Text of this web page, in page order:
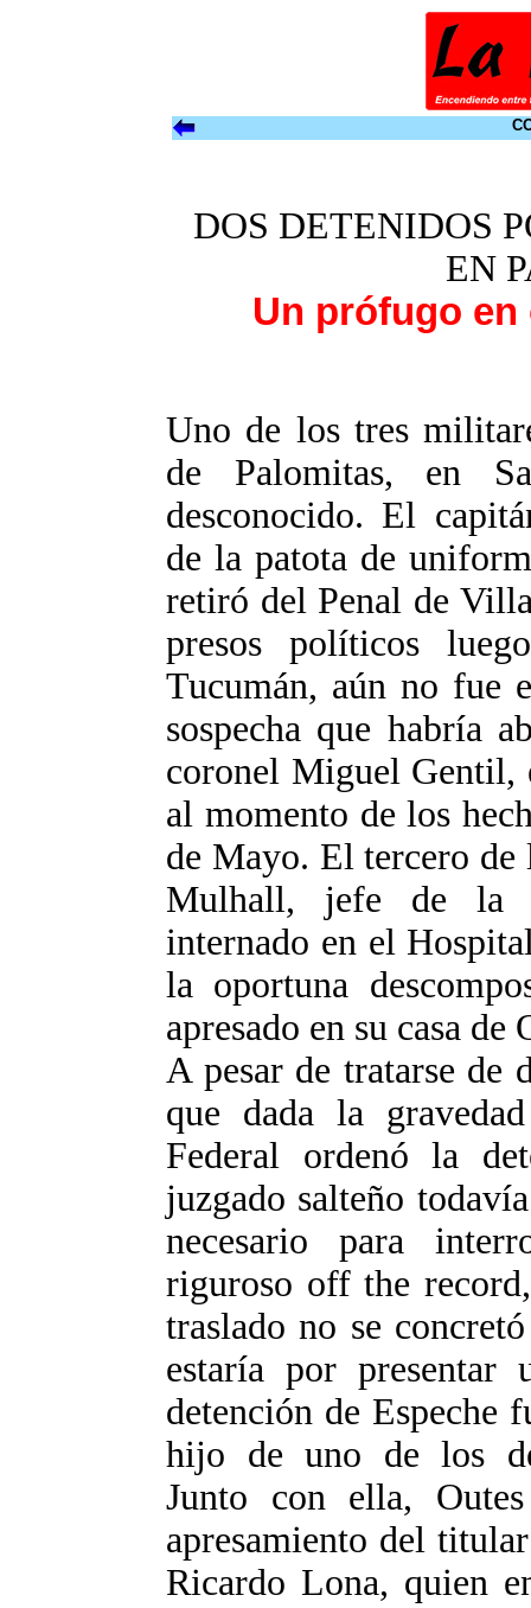
DOS DETENIDOS
EN
Un prófugo en
Uno de los tres
de Palomitas, en
desconocido. El
de la patota de
retiró del Penal de
presos políticos
Tucumán, aún no fue
sospecha que habría
coronel Miguel
al momento de los
de Mayo. El tercero de
Mulhall, jefe de la
internado en el
la oportuna
apresado en su casa de
A pesar de tratarse de
que dada la
Federal ordenó la
juzgado salteño
necesario para
riguroso off the
traslado no se
estaría por presentar
detención de Espeche
hijo de uno de los
Junto con ella,
apresamiento del
Ricardo Lona, quien